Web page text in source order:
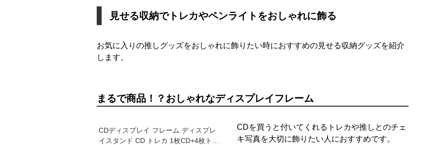
見せる収納でトレカやペンライトをおしゃれに飾る
お気に入りの推しグッズをおしゃれに飾りたい時におすすめの見せる収納グッズを紹介
します。
まるで商品！？おしゃれなディスプレイフレーム
CDディスプレイ フレーム ディスプレ
イスタンド CD トレカ 1枚CD+4枚トレ
CDを買うと付いてくれるトレカや推しとのチェ
キ写真を大切に飾りたい人におすすめです。